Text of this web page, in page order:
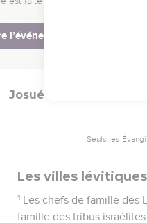
Telles furent les villes
qui aurait tué quelqu'un
Josué
Seuls les
Les villes lévitiques
1 Les chefs de famille des
famille des tribus israélites.